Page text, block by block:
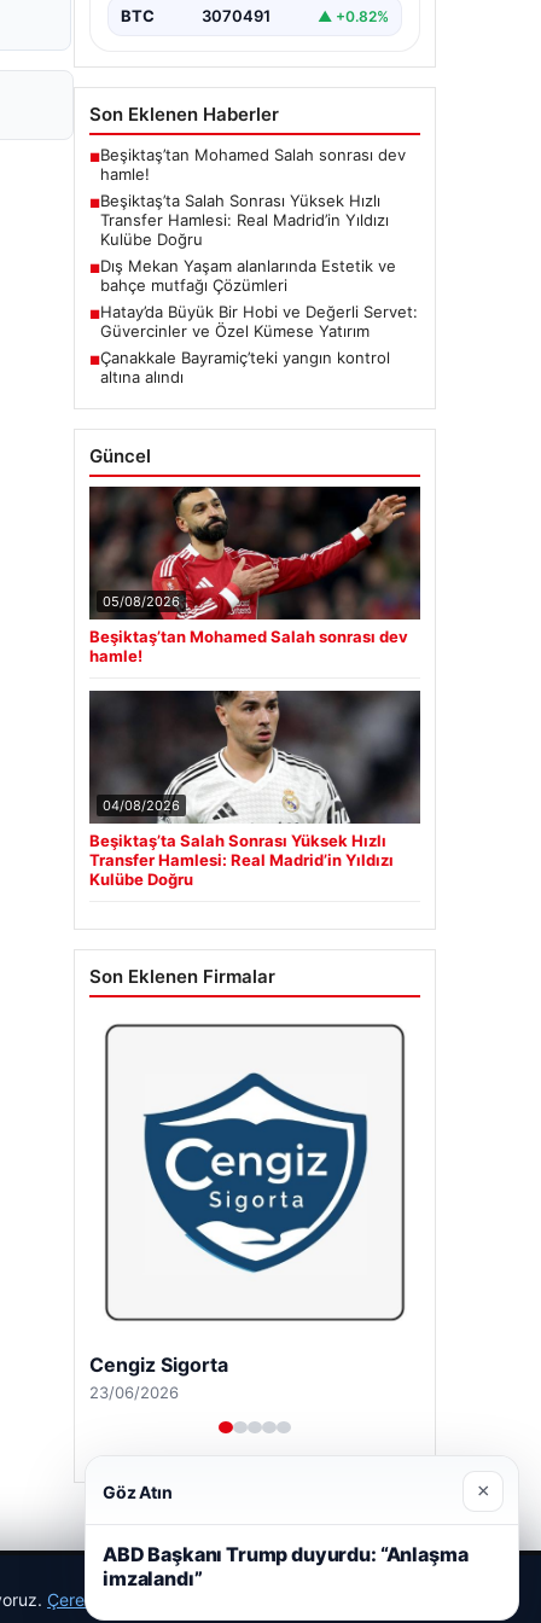
BTC 3070491 ▲ +0.82%
Son Eklenen Haberler
■Beşiktaş’tan Mohamed Salah sonrası dev
hamle!
■Beşiktaş’ta Salah Sonrası Yüksek Hızlı
Transfer Hamlesi: Real Madrid’in Yıldızı
Kulübe Doğru
■Dış Mekan Yaşam alanlarında Estetik ve
bahçe mutfağı Çözümleri
■Hatay’da Büyük Bir Hobi ve Değerli Servet:
Güvercinler ve Özel Kümese Yatırım
■Çanakkale Bayramiç’teki yangın kontrol
altına alındı
Güncel
05/08/2026
Beşiktaş’tan Mohamed Salah sonrası dev
hamle!
04/08/2026
Beşiktaş’ta Salah Sonrası Yüksek Hızlı
Transfer Hamlesi: Real Madrid’in Yıldızı
Kulübe Doğru
Son Eklenen Firmalar
Cengiz Sigorta
23/06/2026
Çerez Politikamız
Göz Atın ×
ABD Başkanı Trump duyurdu: “Anlaşma
imzalandı”